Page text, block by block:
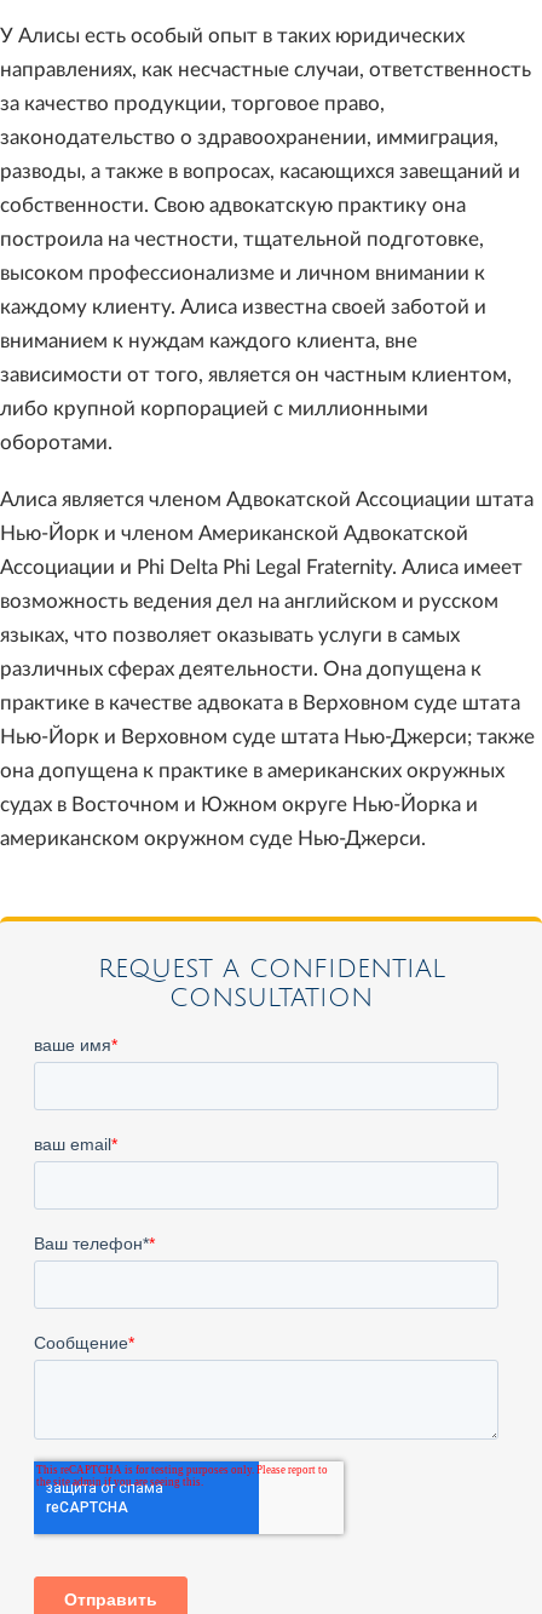
У Алисы есть особый опыт в таких юридических
направлениях, как несчастные случаи, ответственность
за качество продукции, торговое право,
законодательство о здравоохранении, иммиграция,
разводы, а также в вопросах, касающихся завещаний и
собственности. Свою адвокатскую практику она
построила на честности, тщательной подготовке,
высоком профессионализме и личном внимании к
каждому клиенту. Алиса известна своей заботой и
вниманием к нуждам каждого клиента, вне
зависимости от того, является он частным клиентом,
либо крупной корпорацией с миллионными
оборотами.
Алиса является членом Адвокатской Ассоциации штата
Нью-Йорк и членом Американской Адвокатской
Ассоциации и Phi Delta Phi Legal Fraternity. Алиса имеет
возможность ведения дел на английском и русском
языках, что позволяет оказывать услуги в самых
различных сферах деятельности. Она допущена к
практике в качестве адвоката в Верховном суде штата
Нью-Йорк и Верховном суде штата Нью-Джерси; также
она допущена к практике в американских окружных
судах в Восточном и Южном округе Нью-Йорка и
американском окружном суде Нью-Джерси.
REQUEST A CONFIDENTIAL
CONSULTATION